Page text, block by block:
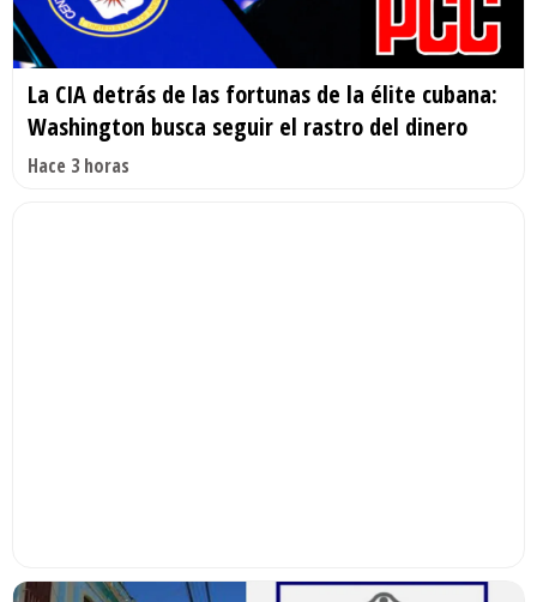
La CIA detrás de las fortunas de la élite cubana:
Washington busca seguir el rastro del dinero
Hace 3 horas